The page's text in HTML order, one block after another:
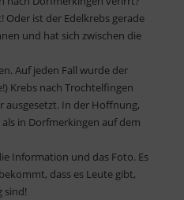
Oder ist der Edelkrebs gerade
und hat sich zwischen die
Auf jeden Fall wurde der
Krebs nach Trochtelfingen
ausgesetzt. In der Hoffnung,
in Dorfmerkingen auf dem
Information und das Foto. Es
dass es Leute gibt,
sind!